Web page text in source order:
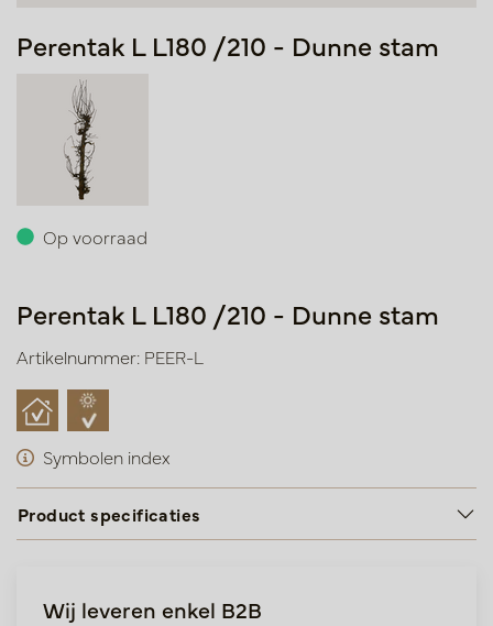
Perentak L L180 /210 - Dunne stam
Op voorraad
Perentak L L180 /210 - Dunne stam
Artikelnummer: PEER-L
Symbolen index
Product specificaties
Wij leveren enkel B2B